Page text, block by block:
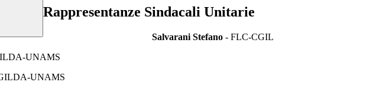
Rappresentanze Sindacali Unitarie
Salvarani Stefano- FLC-CGIL
UNAMS
UNAMS